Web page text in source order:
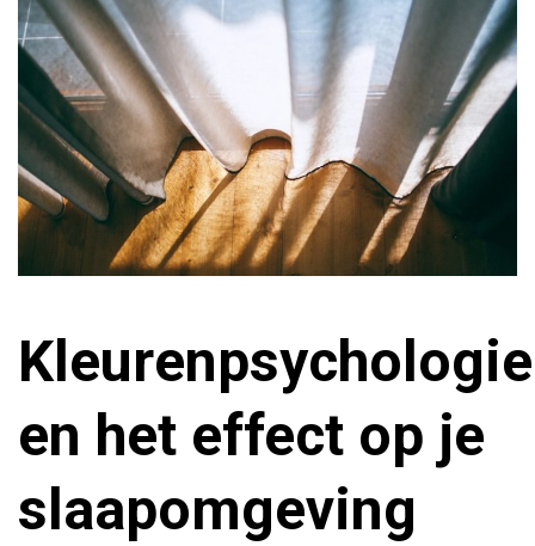
Kleurenpsychologie
en het effect op je
slaapomgeving